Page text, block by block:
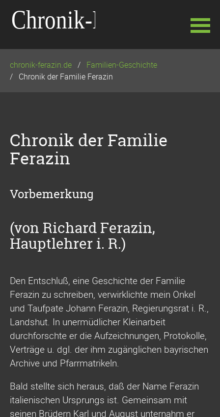
überspringen
chronik-ferazin.de
Familien-Geschichte
Chronik der Familie Ferazin
Chronik der Familie
Ferazin
Vorbemerkung
(von Richard Ferazin,
Hauptlehrer i. R.)
Den Entschluß, eine Geschichte der Familie
Ferazin zu schreiben, verwirklichte mein Onkel
und Taufpate Johann Ferazin, Regierungsrat i. R.,
Landshut. In unermüdlicher Kleinarbeit
durchforschte er die Aufzeichnungen, Protokolle,
Verträge u. dgl. der ihm zugänglichen bayrischen
Archive und Pfarrmatrikeln.
Bald stellte sich heraus, daß der Name Ferazin
italienischen Ursprungs ist. Gemeinsam mit
seinen Brüdern Karl und August unternahm er